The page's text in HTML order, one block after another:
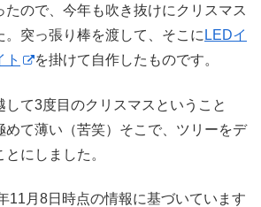
たので、今年も吹き抜けにクリスマス
。突っ張り棒を渡して、そこに LEDイ
ト
を掛けて自作したものです。
して3度目のクリスマスということ
めて薄い（苦笑）そこで、ツリーをデ
にしました。
11月8日時点の情報に基づいています